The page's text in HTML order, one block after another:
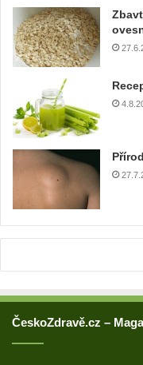
l
o
v
o
d
r
ČeskoZdravě.cz –